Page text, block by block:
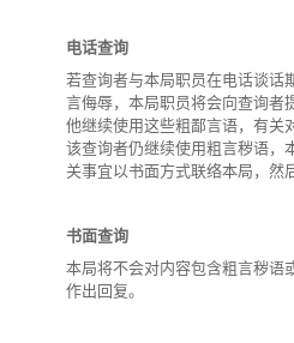
电话查询
若查询者与本局职员在电话谈话
言侮辱，本局职员将会向查询者
他继续使用这些粗鄙言语，有关
该查询者仍继续使用粗言秽语，
关事宜以书面方式联络本局，然
书面查询
本局将不会对内容包含粗言秽语
作出回复。